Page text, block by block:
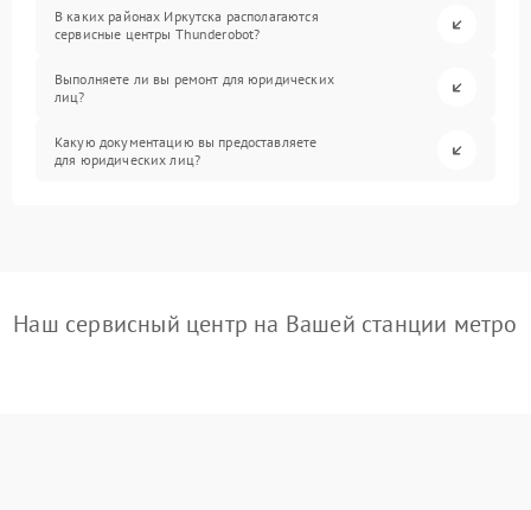
В каких районах Иркутска располагаются
сервисные центры Thunderobot?
Выполняете ли вы ремонт для юридических
лиц?
Какую документацию вы предоставляете
для юридических лиц?
Наш сервисный центр на Вашей станции метро